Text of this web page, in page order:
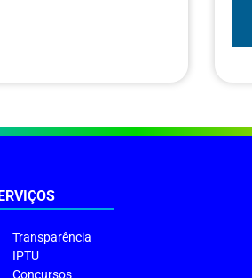
Transparência
IPTU
Concursos